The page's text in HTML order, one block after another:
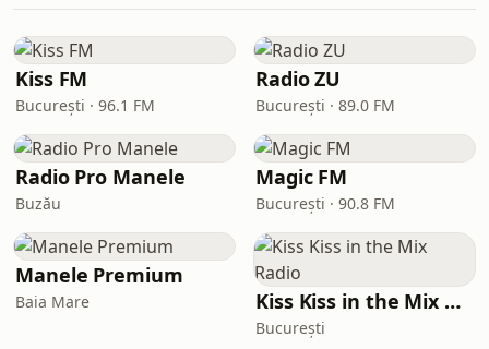
Kiss FM
București · 96.1 FM
Radio ZU
București · 89.0 FM
Radio Pro Manele
Buzău
Magic FM
București · 90.8 FM
Manele Premium
Baia Mare Kiss Kiss in the Mix Radio
București